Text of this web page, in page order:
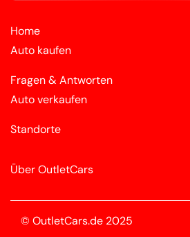
Home
Auto kaufen
Fragen & Antworten
Auto verkaufen
Standorte
Über OutletCars
© OutletCars.de 2025